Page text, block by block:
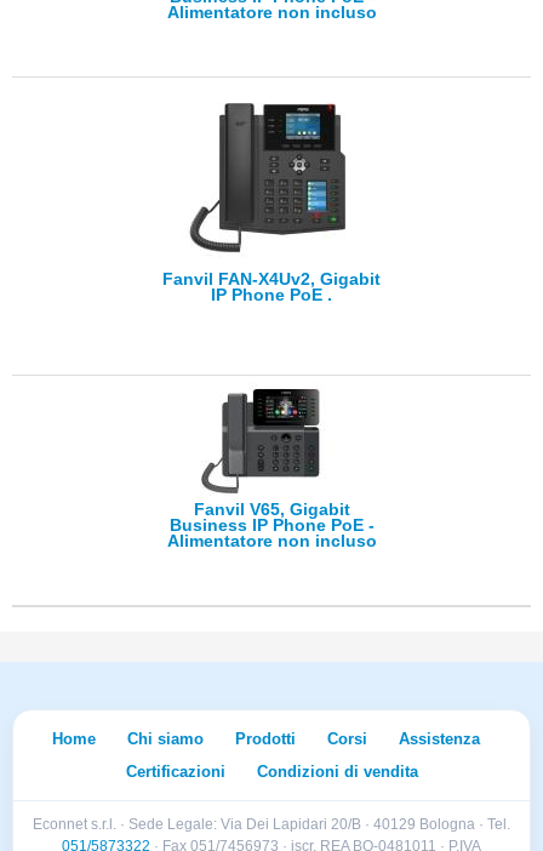
Alimentatore non incluso
Fanvil FAN-X4Uv2, Gigabit
IP Phone PoE .
Fanvil V65, Gigabit
Business IP Phone PoE -
Alimentatore non incluso
Home Chi siamo Prodotti Corsi
Assistenza
Certificazioni
Condizioni di vendita
Econnet s.r.l. · Sede Legale: Via Dei Lapidari 20/B · 40129 Bologna · Tel.
051/5873322 · Fax 051/7456973 · iscr. REA BO-0481011 · P.IVA